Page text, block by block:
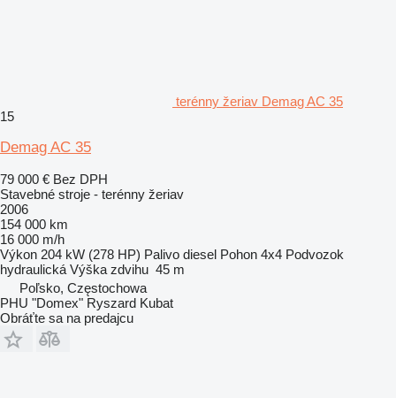
terénny žeriav Demag AC 35
15
Demag AC 35
79 000 € Bez DPH
Stavebné stroje - terénny žeriav
2006
154 000 km
16 000 m/h
Výkon 204 kW (278 HP) Palivo diesel Pohon 4x4 Podvozok
hydraulická Výška zdvihu 45 m
Poľsko, Częstochowa
PHU "Domex" Ryszard Kubat
Obráťte sa na predajcu